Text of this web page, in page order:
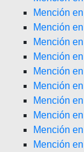
Mención
Mención
Mención
Mención
Mención
Mención
Mención
Mención
Mención
Mención